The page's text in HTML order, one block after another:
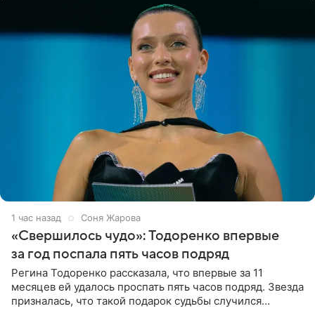
1 час назад Соня Жарова
«Свершилось чудо»: Тодоренко впервые
за год поспала пять часов подряд
Регина Тодоренко рассказала, что впервые за 11
месяцев ей удалось проспать пять часов подряд. Звезда
призналась, что такой подарок судьбы случился